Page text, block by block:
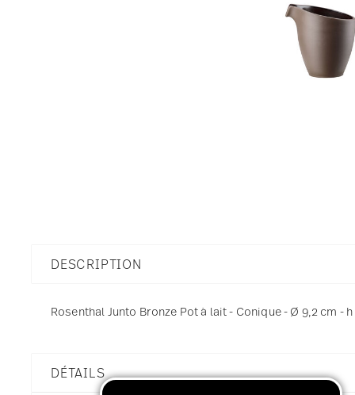
DESCRIPTION
Rosenthal Junto Bronze Pot à lait - Conique - Ø 9,2 cm -
DÉTAILS